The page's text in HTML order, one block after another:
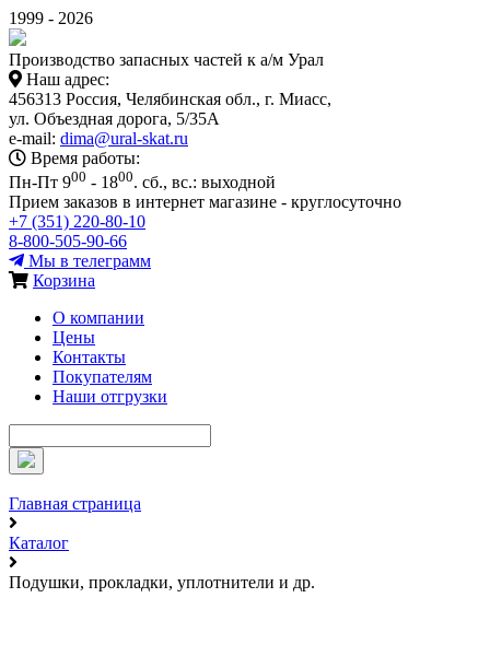
1999 - 2026
Производство запасных частей к а/м Урал
Наш адрес:
456313 Россия, Челябинская обл., г. Миасс,
ул. Объездная дорога, 5/35А
e-mail: dima@ural-skat.ru
Время работы:
Пн-Пт 900 - 1800. сб., вс.: выходной
Прием заказов в интернет магазине - круглосуточно
+7 (351) 220-80-10
8-800-505-90-66
Мы в телеграмм
Корзина
О компании
Цены
Контакты
Покупателям
Наши отгрузки
Главная страница
Каталог
Подушки, прокладки, уплотнители и др.